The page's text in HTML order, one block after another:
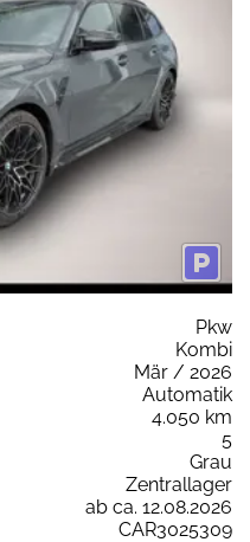
Pkw
Kombi
Mär / 2026
Automatik
4.050 km
5
Grau
Zentrallager
ab ca. 12.08.2026
CAR3025309